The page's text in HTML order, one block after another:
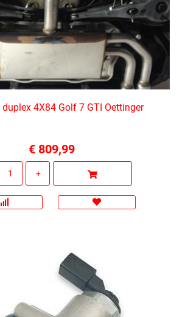
4X84 Golf 7 GTI Oettinger
€ 809,99